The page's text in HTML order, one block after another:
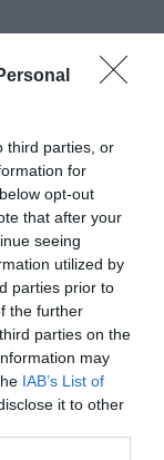
third parties, or
for
opt-out
that after your
seeing
utilized by
parties prior to
the further
parties on the
may
IAB’s List of
it to other
COMO
2026 arrancará
el Grand...